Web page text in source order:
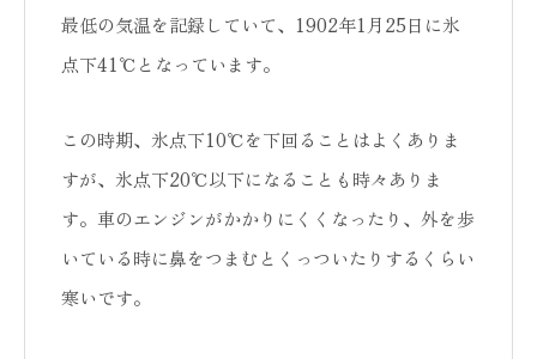
最低の気温を記録していて、1902年1月25日に氷
点下41℃となっています。
この時期、氷点下10℃を下回ることはよくありま
すが、氷点下20℃以下になることも時々ありま
す。車のエンジンがかかりにくくなったり、外を歩
いている時に鼻をつまむとくっついたりするくらい
寒いです。